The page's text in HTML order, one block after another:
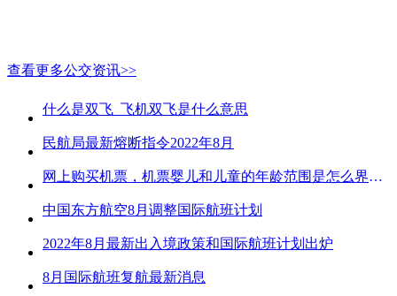
查看更多公交资讯>>
什么是双飞_飞机双飞是什么意思
民航局最新熔断指令2022年8月
网上购买机票，机票婴儿和儿童的年龄范围是怎么界定的？
中国东方航空8月调整国际航班计划
2022年8月最新出入境政策和国际航班计划出炉
8月国际航班复航最新消息